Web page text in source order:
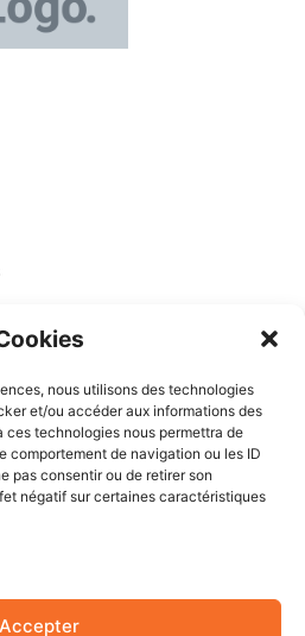
nous utilisons des technologies
et/ou accéder aux informations des
ces technologies nous permettra de
comportement de navigation ou les ID
pas consentir ou de retirer son
négatif sur certaines caractéristiques
Accepter